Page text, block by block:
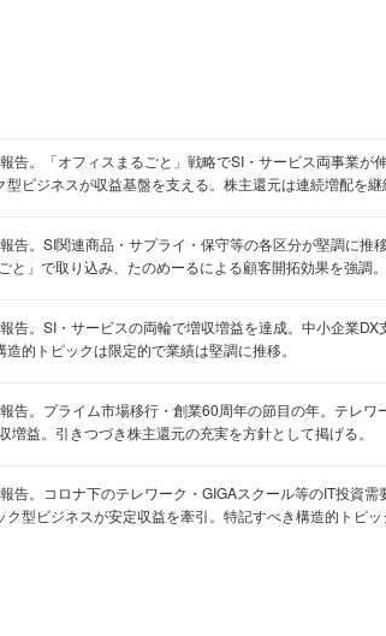
告。「オフィスまるごと」戦略でSI・サービス両事業が
型ビジネスが収益基盤を支える。株主還元は連続増配を
告。SI関連商品・サプライ・保守等の各区分が堅調に推
と」で取り込み、たのめーるによる顧客開拓効果を強調
告。SI・サービスの両輪で増収増益を達成。中小企業DX
的トピックは限定的で業績は堅調に推移。
告。プライム市場移行・創業60周年の節目の年。テレワ
増益。引きつづき株主還元の充実を方針として掲げる。
告。コロナ下のテレワーク・GIGAスクール等のIT投資需
ク型ビジネスが安定収益を牽引。特記すべき構造的トピ